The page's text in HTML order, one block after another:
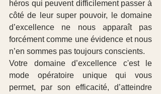
héros qui peuvent difficilement passer à
côté de leur super pouvoir, le domaine
d’excellence ne nous apparaît pas
forcément comme une évidence et nous
n’en sommes pas toujours conscients.
Votre domaine d’excellence c'est le
mode opératoire unique qui vous
permet, par son efficacité, d’atteindre